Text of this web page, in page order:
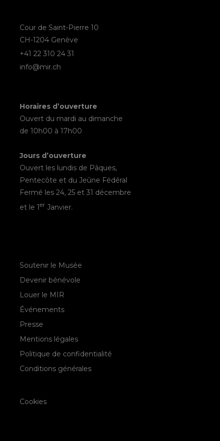
Cour de Saint-Pierre 10
CH-1204 Genève
+41 22 310 24 31
info@mir.ch
Horaires d’ouverture
Ouvert du mardi au dimanche
de 10h00 à 17h00
Jours d’ouverture
Ouvert les lundis de Pâques,
Pentecôte et du Jeûne Fédéral
Fermé les 24, 25 et 31 décembre
et le 1er Janvier.
Soutenir le Musée
Devenir bénévole
Louer le MIR
Événements
Presse
Mentions légales
Politique de confidentialité
Conditions générales
Cookies